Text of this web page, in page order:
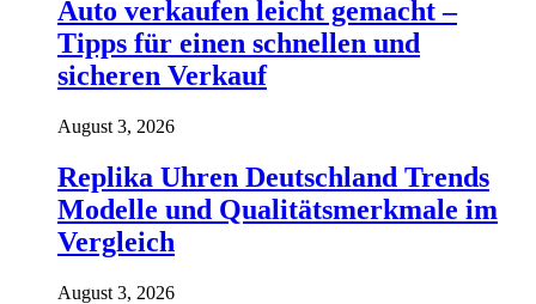
Auto verkaufen leicht gemacht –
Tipps für einen schnellen und
sicheren Verkauf
August 3, 2026
Replika Uhren Deutschland Trends
Modelle und Qualitätsmerkmale im
Vergleich
August 3, 2026